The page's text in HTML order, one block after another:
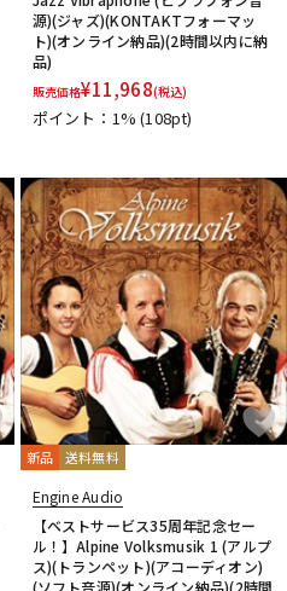
源)(ジャズ)(KONTAKTフォーマッ
ト)(オンライン納品)(2時間以内に納
品)
販売価格¥11,968(税込)
ポイント：1%(108pt)
新品 送料無料
Engine Audio
【ベストサービス35周年記念セー
ル！】Alpine Volksmusik 1 (アルプ
ス)(トランペット)(アコーディオン)